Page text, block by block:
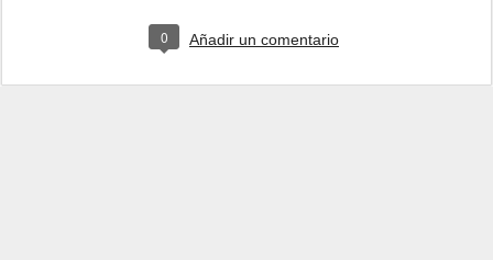
0 Añadir un comentario